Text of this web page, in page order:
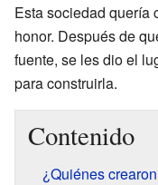
Esta sociedad quería
honor. Después de
fuente, se les dio el
para construirla.
Contenido
¿Quiénes